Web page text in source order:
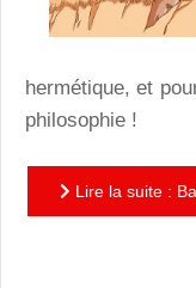
hermétique, et
philosophie !
Lire la suite :